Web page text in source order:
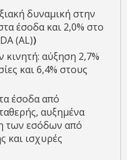
δυναμική στην
έσοδα και 2,0% στο
(AL))
κινητή: αύξηση 2,7%
και 6,4% στους
έσοδα από
αυξημένα
των εσόδων από
και ισχυρές